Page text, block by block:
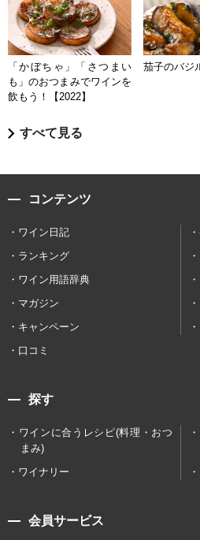
「かぼちゃ」「さつまい
も」のおつまみでワインを
飲もう！【2022】
茄子のバジ
すべて見る
コンテンツ
ワイン日記
ランキング
ワイン用語辞典
マガジン
キャンペーン
口コミ
探す
ワインに合うレシピ(料理・おつ
まみ)
ワイナリー
会員サービス